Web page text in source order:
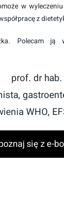
w
z
Polecam ją
prof. dr
WHO,
się z e-